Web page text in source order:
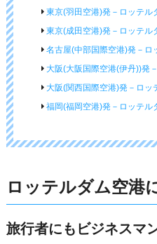
東京(羽田空港)発－ロッテル
東京(成田空港)発－ロッテル
名古屋(中部国際空港)発－ロ
大阪(大阪国際空港(伊丹))発
大阪(関西国際空港)発－ロッ
福岡(福岡空港)発－ロッテル
ロッテルダム空港
旅行者にもビジネスマ